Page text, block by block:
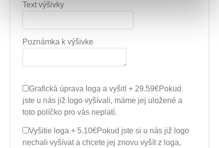
Text výšivky
Poznámka k výšivke
Grafická úprava loga a vyšití + 29.59€Pokud
jste u nás již logo vyšívali, máme jej uložené a
toto políčko pro vás neplatí.
Vyšitie loga + 5.10€Pokud jste si u nás již logo
nechali vyšívat a chcete jej znovu vyšít z loga,